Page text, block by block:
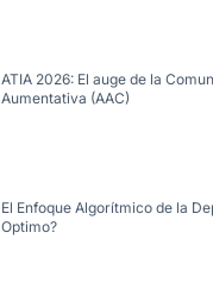
ATIA 2026: El auge de la
Aumentativa (AAC)
El Enfoque Algorítmico de la
Optimo?